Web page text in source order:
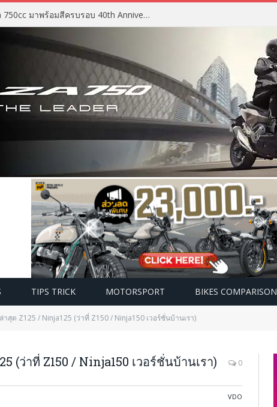
2027 Suzuki GSX-R750 สปอร์ต 750cc มาพร้อมสีครบรอบ 40th Anniversary
TIPS TRICK MOTORSPORT BIKES COMPARISON
าสุด Z125 / Ninja125 (ว่าที่ Z150 / Ninja150 เวอร์ชั่นบ้านเรา)
(ว่าที่ Z150 / Ninja150 เวอร์ชั่นบ้านเรา) 0
VDO